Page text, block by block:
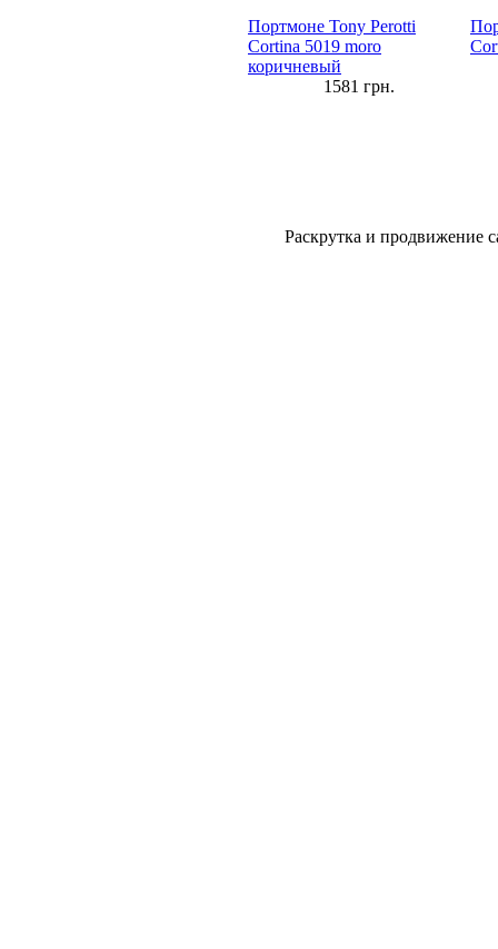
Портмоне Tony Perotti
Cortina 5019 moro
коричневый
1581 грн.
Раскрутка и продвижение